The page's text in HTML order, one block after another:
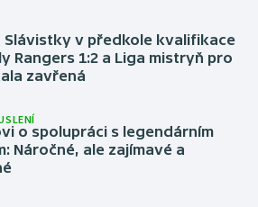
Slávistky v předkole kvalifikace
Rangers 1:2 a Liga mistryň pro
zavřená
o spolupráci s legendárním
Náročné, ale zajímavé a